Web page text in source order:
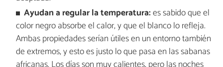
Ayudan a regular la temperatura:es sabido que el
color negro absorbe el calor, y que el blanco lo refleja.
Ambas propiedades serían útiles en un entorno también
de extremos, y esto es justo lo que pasa en las sabanas